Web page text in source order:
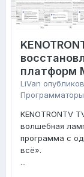
платформ
LiVan
Программаторы
KENOTRONTV
волшебная
программа с
всё».
...